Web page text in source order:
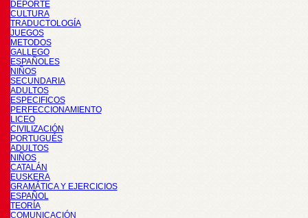
DEPORTE
CULTURA
TRADUCTOLOGÍA
JUEGOS
METODOS
GALLEGO
ESPAÑOLES
NIÑOS
SECUNDARIA
ADULTOS
ESPECIFICOS
PERFECCIONAMIENTO
LICEO
CIVILIZACIÓN
PORTUGUÉS
ADULTOS
NIÑOS
CATALÁN
EUSKERA
GRAMÁTICA Y EJERCICIOS
ESPAÑOL
TEORÍA
COMUNICACIÓN